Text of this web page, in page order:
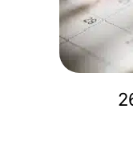
Membres